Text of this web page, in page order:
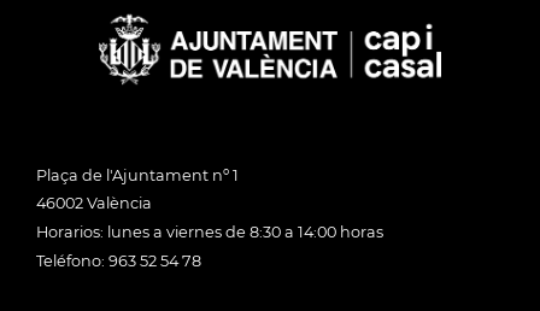
Plaça de l'Ajuntament nº 1
46002 València
Horarios: lunes a viernes de 8:30 a 14:00 horas
Teléfono: 963 52 54 78